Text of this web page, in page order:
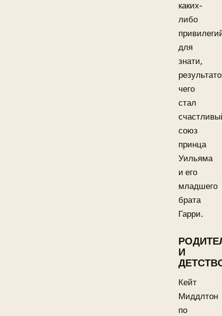
каких-
либо
для
знати,
чего
стал
союз
принца
Уильяма
и его
младшего
брата
Гарри.
И
Кейт
Миддлтон
по